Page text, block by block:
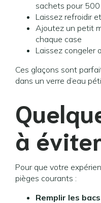
sachets pour 500
Laissez refroidir
Ajoutez un petit
chaque case
Laissez congeler
Ces glaçons sont
dans un verre d’eau
à
Pour que votre
pièges courants :
Remplir les